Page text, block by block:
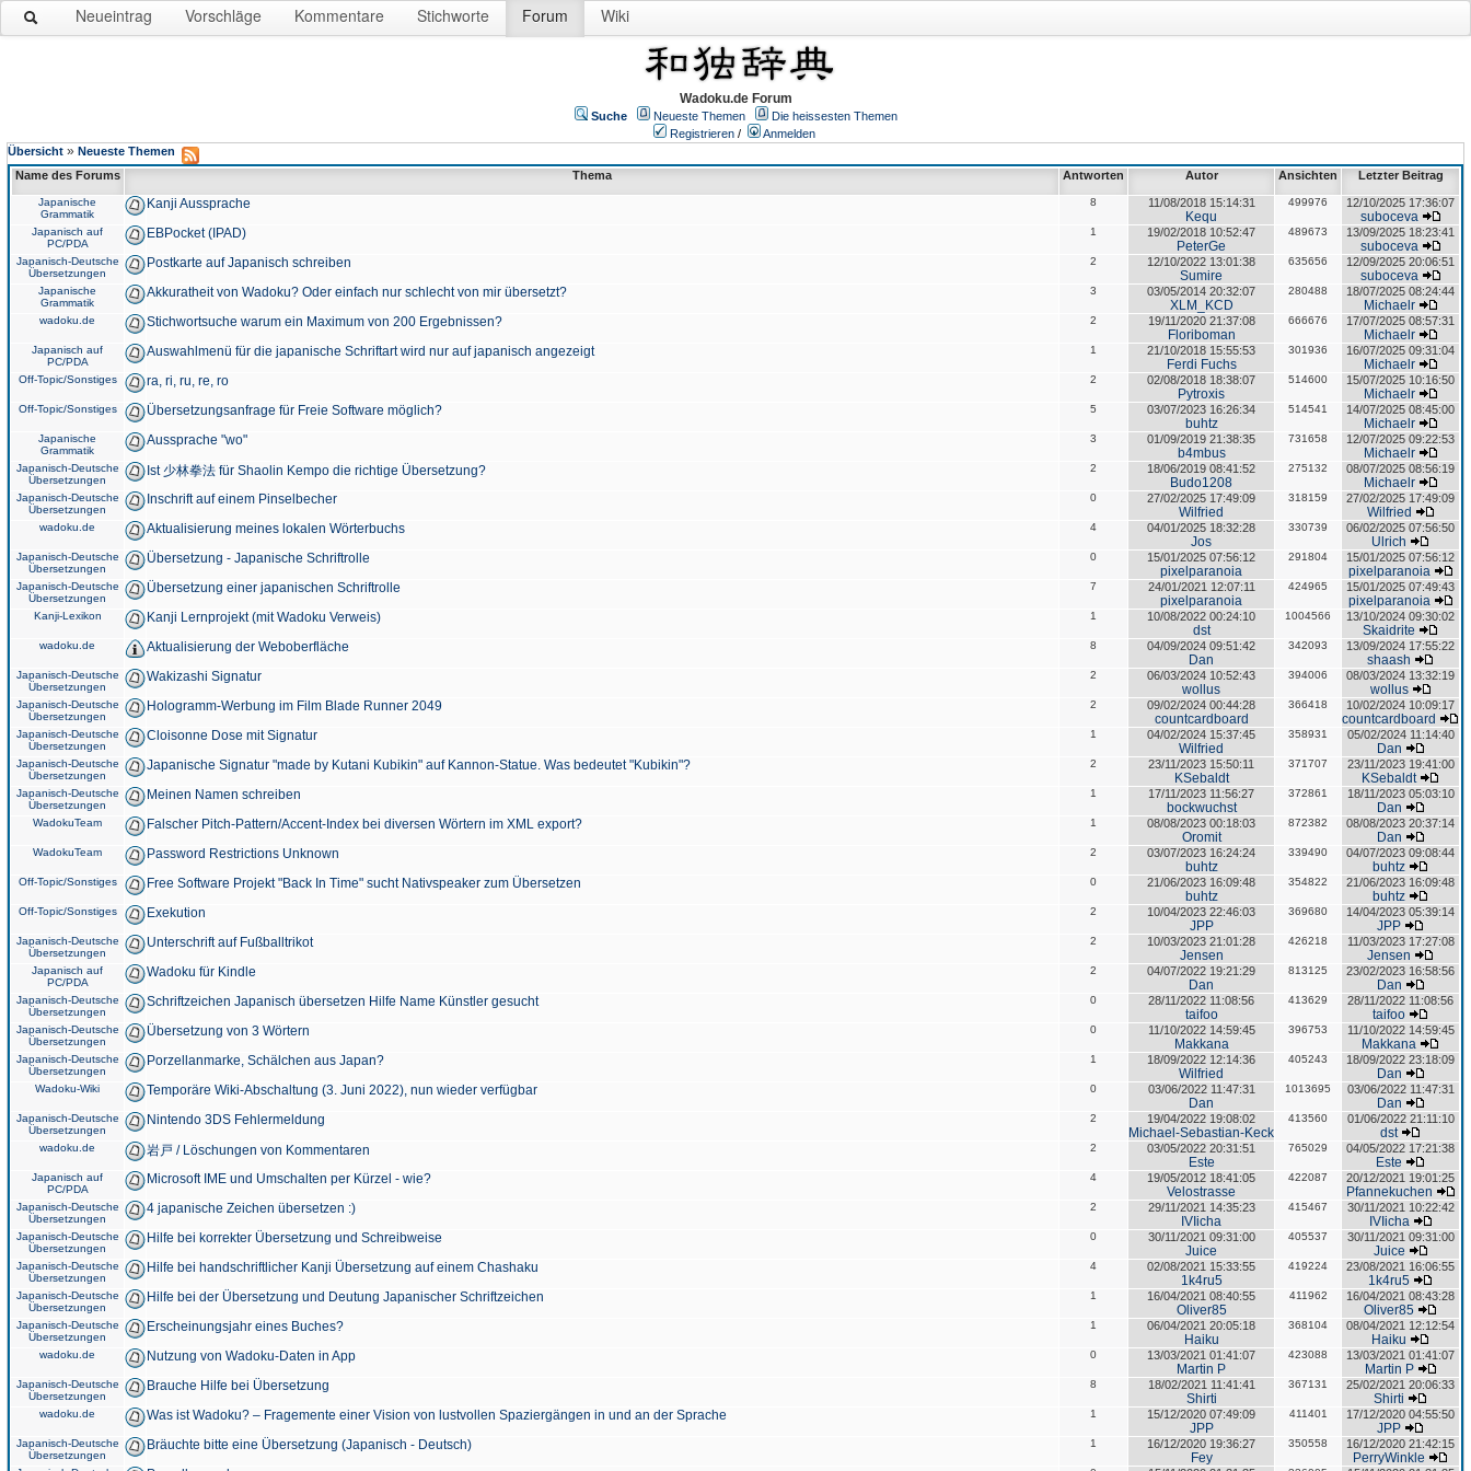
Neueintrag Vorschläge Kommentare Stichworte Forum Wiki
Wadoku.de Forum
Suche Neueste Themen
Die heissesten Themen
Registrieren /
Anmelden
Übersicht » Neueste Themen
Name des Forums
Thema Antworten Autor Ansichten Letzter Beitrag
Japanische
Grammatik
Kanji Aussprache 8 11/08/2018 15:14:31
Kequ
499976 12/10/2025 17:36:07
suboceva
Japanisch auf
PC/PDA
EBPocket (IPAD) 1 19/02/2018 10:52:47
PeterGe
489673 13/09/2025 18:23:41
suboceva
Japanisch-Deutsche
Übersetzungen
Postkarte auf Japanisch schreiben 2 12/10/2022 13:01:38
Sumire
635656 12/09/2025 20:06:51
suboceva
Japanische
Grammatik
Akkuratheit von Wadoku? Oder einfach nur schlecht von mir übersetzt? 3 03/05/2014 20:32:07
XLM_KCD
280488 18/07/2025 08:24:44
Michaelr
wadoku.de Stichwortsuche warum ein Maximum von 200 Ergebnissen? 2 19/11/2020 21:37:08
Floriboman
666676 17/07/2025 08:57:31
Michaelr
Japanisch auf
PC/PDA
Auswahlmenü für die japanische Schriftart wird nur auf japanisch angezeigt 1 21/10/2018 15:55:53
Ferdi Fuchs
301936 16/07/2025 09:31:04
Michaelr
Off-Topic/Sonstiges ra, ri, ru, re, ro 2 02/08/2018 18:38:07
Pytroxis
514600 15/07/2025 10:16:50
Michaelr
Off-Topic/Sonstiges Übersetzungsanfrage für Freie Software möglich? 5 03/07/2023 16:26:34
buhtz
514541 14/07/2025 08:45:00
Michaelr
Japanische
Grammatik
Aussprache "wo" 3 01/09/2019 21:38:35
b4mbus
731658 12/07/2025 09:22:53
Michaelr
Japanisch-Deutsche
Übersetzungen
Ist 少林拳法 für Shaolin Kempo die richtige Übersetzung? 2 18/06/2019 08:41:52
Budo1208
275132 08/07/2025 08:56:19
Michaelr
Japanisch-Deutsche
Übersetzungen
Inschrift auf einem Pinselbecher 0 27/02/2025 17:49:09
Wilfried
318159 27/02/2025 17:49:09
Wilfried
wadoku.de Aktualisierung meines lokalen Wörterbuchs 4 04/01/2025 18:32:28
Jos
330739 06/02/2025 07:56:50
Ulrich
Japanisch-Deutsche
Übersetzungen
Übersetzung - Japanische Schriftrolle 0 15/01/2025 07:56:12
pixelparanoia
291804 15/01/2025 07:56:12
pixelparanoia
Japanisch-Deutsche
Übersetzungen
Übersetzung einer japanischen Schriftrolle 7 24/01/2021 12:07:11
pixelparanoia
424965 15/01/2025 07:49:43
pixelparanoia
Kanji-Lexikon Kanji Lernprojekt (mit Wadoku Verweis) 1 10/08/2022 00:24:10
dst
1004566 13/10/2024 09:30:02
Skaidrite
wadoku.de Aktualisierung der Weboberfläche 8 04/09/2024 09:51:42
Dan
342093 13/09/2024 17:55:22
shaash
Japanisch-Deutsche
Übersetzungen
Wakizashi Signatur 2 06/03/2024 10:52:43
wollus
394006 08/03/2024 13:32:19
wollus
Japanisch-Deutsche
Übersetzungen
Hologramm-Werbung im Film Blade Runner 2049 2 09/02/2024 00:44:28
countcardboard
366418 10/02/2024 10:09:17
countcardboard
Japanisch-Deutsche
Übersetzungen
Cloisonne Dose mit Signatur 1 04/02/2024 15:37:45
Wilfried
358931 05/02/2024 11:14:40
Dan
Japanisch-Deutsche
Übersetzungen
Japanische Signatur "made by Kutani Kubikin" auf Kannon-Statue. Was bedeutet "Kubikin"? 2 23/11/2023 15:50:11
KSebaldt
371707 23/11/2023 19:41:00
KSebaldt
Japanisch-Deutsche
Übersetzungen
Meinen Namen schreiben 1 17/11/2023 11:56:27
bockwuchst
372861 18/11/2023 05:03:10
Dan
WadokuTeam Falscher Pitch-Pattern/Accent-Index bei diversen Wörtern im XML export? 1 08/08/2023 00:18:03
Oromit
872382 08/08/2023 20:37:14
Dan
WadokuTeam Password Restrictions Unknown 2 03/07/2023 16:24:24
buhtz
339490 04/07/2023 09:08:44
buhtz
Off-Topic/Sonstiges Free Software Projekt "Back In Time" sucht Nativspeaker zum Übersetzen 0 21/06/2023 16:09:48
buhtz
354822 21/06/2023 16:09:48
buhtz
Off-Topic/Sonstiges Exekution 2 10/04/2023 22:46:03
JPP
369680 14/04/2023 05:39:14
JPP
Japanisch-Deutsche
Übersetzungen
Unterschrift auf Fußballtrikot 2 10/03/2023 21:01:28
Jensen
426218 11/03/2023 17:27:08
Jensen
Japanisch auf
PC/PDA
Wadoku für Kindle 2 04/07/2022 19:21:29
Dan
813125 23/02/2023 16:58:56
Dan
Japanisch-Deutsche
Übersetzungen
Schriftzeichen Japanisch übersetzen Hilfe Name Künstler gesucht 0 28/11/2022 11:08:56
taifoo
413629 28/11/2022 11:08:56
taifoo
Japanisch-Deutsche
Übersetzungen
Übersetzung von 3 Wörtern 0 11/10/2022 14:59:45
Makkana
396753 11/10/2022 14:59:45
Makkana
Japanisch-Deutsche
Übersetzungen
Porzellanmarke, Schälchen aus Japan? 1 18/09/2022 12:14:36
Wilfried
405243 18/09/2022 23:18:09
Dan
Wadoku-Wiki Temporäre Wiki-Abschaltung (3. Juni 2022), nun wieder verfügbar 0 03/06/2022 11:47:31
Dan
1013695 03/06/2022 11:47:31
Dan
Japanisch-Deutsche
Übersetzungen
Nintendo 3DS Fehlermeldung 2 19/04/2022 19:08:02
Michael-Sebastian-Keck
413560 01/06/2022 21:11:10
dst
wadoku.de 岩戸 / Löschungen von Kommentaren 2 03/05/2022 20:31:51
Este
765029 04/05/2022 17:21:38
Este
Japanisch auf
PC/PDA
Microsoft IME und Umschalten per Kürzel - wie? 4 19/05/2012 18:41:05
Velostrasse
422087 20/12/2021 19:01:25
Pfannekuchen
Japanisch-Deutsche
Übersetzungen
4 japanische Zeichen übersetzen :) 2 29/11/2021 14:35:23
IVIicha
415467 30/11/2021 10:22:42
IVIicha
Japanisch-Deutsche
Übersetzungen
Hilfe bei korrekter Übersetzung und Schreibweise 0 30/11/2021 09:31:00
Juice
405537 30/11/2021 09:31:00
Juice
Japanisch-Deutsche
Übersetzungen
Hilfe bei handschriftlicher Kanji Übersetzung auf einem Chashaku 4 02/08/2021 15:33:55
1k4ru5
419224 23/08/2021 16:06:55
1k4ru5
Japanisch-Deutsche
Übersetzungen
Hilfe bei der Übersetzung und Deutung Japanischer Schriftzeichen 1 16/04/2021 08:40:55
Oliver85
411962 16/04/2021 08:43:28
Oliver85
Japanisch-Deutsche
Übersetzungen
Erscheinungsjahr eines Buches? 1 06/04/2021 20:05:18
Haiku
368104 08/04/2021 12:12:54
Haiku
wadoku.de Nutzung von Wadoku-Daten in App 0 13/03/2021 01:41:07
Martin P
423088 13/03/2021 01:41:07
Martin P
Japanisch-Deutsche
Übersetzungen
Brauche Hilfe bei Übersetzung 8 18/02/2021 11:41:41
Shirti
367131 25/02/2021 20:06:33
Shirti
wadoku.de Was ist Wadoku? – Fragemente einer Vision von lustvollen Spaziergängen in und an der Sprache 1 15/12/2020 07:49:09
JPP
411401 17/12/2020 04:55:50
JPP
Japanisch-Deutsche
Übersetzungen
Bräuchte bitte eine Übersetzung (Japanisch - Deutsch) 1 16/12/2020 19:36:27
Fey
350558 16/12/2020 21:42:15
PerryWinkle